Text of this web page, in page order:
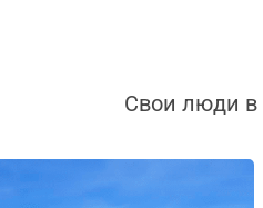
Свои люди в